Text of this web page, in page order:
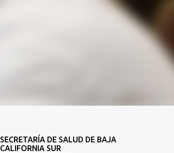
SECRETARÍA DE SALUD DE BAJA
CALIFORNIA SUR